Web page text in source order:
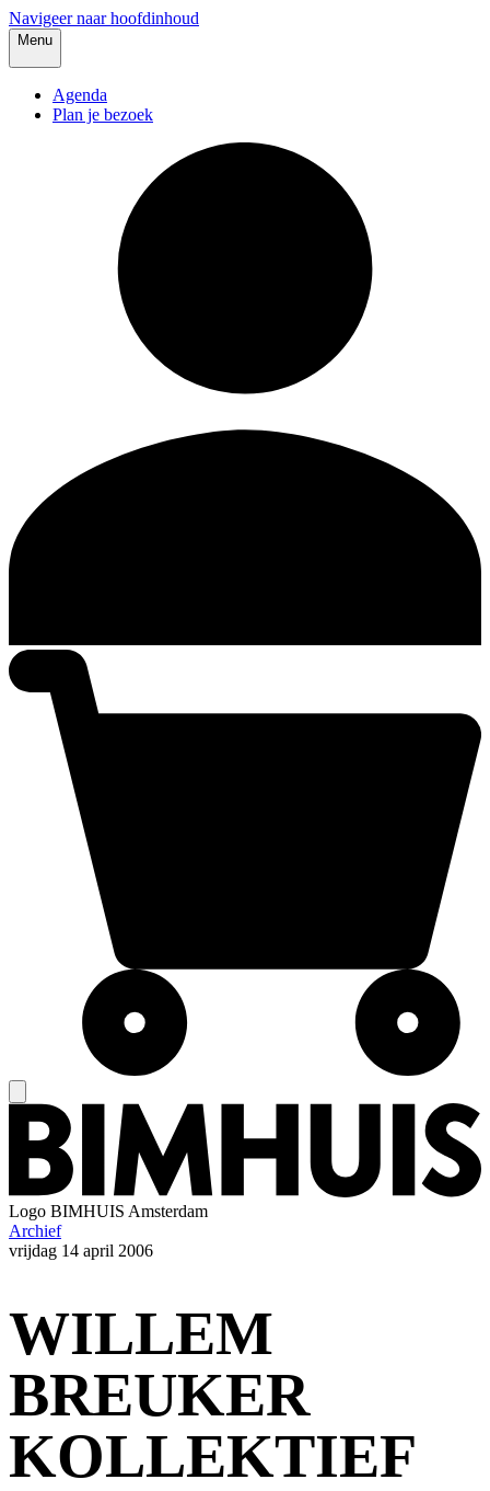
Navigeer naar hoofdinhoud
Menu
Agenda
Plan je bezoek
Logo BIMHUIS Amsterdam
Archief
vrijdag 14 april 2006
WILLEM
BREUKER
KOLLEKTIEF